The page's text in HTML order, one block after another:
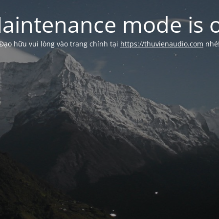
mode is
hữu vui lòng vào trang chính tại https://thuvienaudio.com